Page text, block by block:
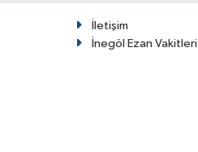
İletişim
İnegöl Ezan Vakitleri